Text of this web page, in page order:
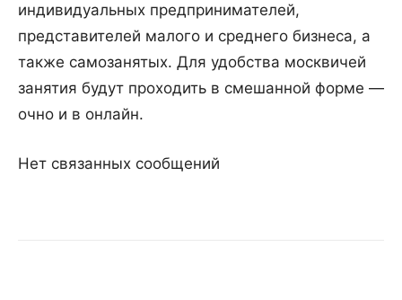
индивидуальных предпринимателей,
представителей малого и среднего бизнеса, а
также самозанятых. Для удобства москвичей
занятия будут проходить в смешанной форме —
очно и в онлайн.
Нет связанных сообщений